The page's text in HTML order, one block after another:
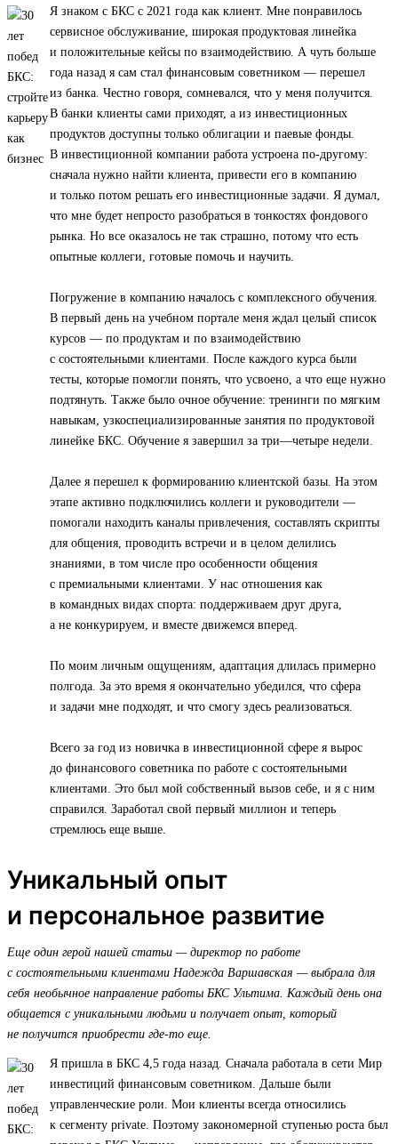
Я знаком с БКС с 2021 года как клиент. Мне понравилось
сервисное обслуживание, широкая продуктовая линейка
и положительные кейсы по взаимодействию. А чуть больше
года назад я сам стал финансовым советником — перешел
из банка. Честно говоря, сомневался, что у меня получится.
В банки клиенты сами приходят, а из инвестиционных
продуктов доступны только облигации и паевые фонды.
В инвестиционной компании работа устроена по-другому:
сначала нужно найти клиента, привести его в компанию
и только потом решать его инвестиционные задачи. Я думал,
что мне будет непросто разобраться в тонкостях фондового
рынка. Но все оказалось не так страшно, потому что есть
опытные коллеги, готовые помочь и научить.
Погружение в компанию началось с комплексного обучения.
В первый день на учебном портале меня ждал целый список
курсов — по продуктам и по взаимодействию
с состоятельными клиентами. После каждого курса были
тесты, которые помогли понять, что усвоено, а что еще нужно
подтянуть. Также было очное обучение: тренинги по мягким
навыкам, узкоспециализированные занятия по продуктовой
линейке БКС. Обучение я завершил за три—четыре недели.
Далее я перешел к формированию клиентской базы. На этом
этапе активно подключились коллеги и руководители —
помогали находить каналы привлечения, составлять скрипты
для общения, проводить встречи и в целом делились
знаниями, в том числе про особенности общения
с премиальными клиентами. У нас отношения как
в командных видах спорта: поддерживаем друг друга,
а не конкурируем, и вместе движемся вперед.
По моим личным ощущениям, адаптация длилась примерно
полгода. За это время я окончательно убедился, что сфера
и задачи мне подходят, и что смогу здесь реализоваться.
Всего за год из новичка в инвестиционной сфере я вырос
до финансового советника по работе с состоятельными
клиентами. Это был мой собственный вызов себе, и я с ним
справился. Заработал свой первый миллион и теперь
стремлюсь еще выше.
Уникальный опыт
и персональное развитие
Еще один герой нашей статьи — директор по работе
с состоятельными клиентами Надежда Варшавская — выбрала для
себя необычное направление работы БКС Ультима. Каждый день она
общается с уникальными людьми и получает опыт, который
не получится приобрести где-то еще.
Я пришла в БКС 4,5 года назад. Сначала работала в сети Мир
инвестиций финансовым советником. Дальше были
управленческие роли. Мои клиенты всегда относились
к сегменту private. Поэтому закономерной ступенью роста был